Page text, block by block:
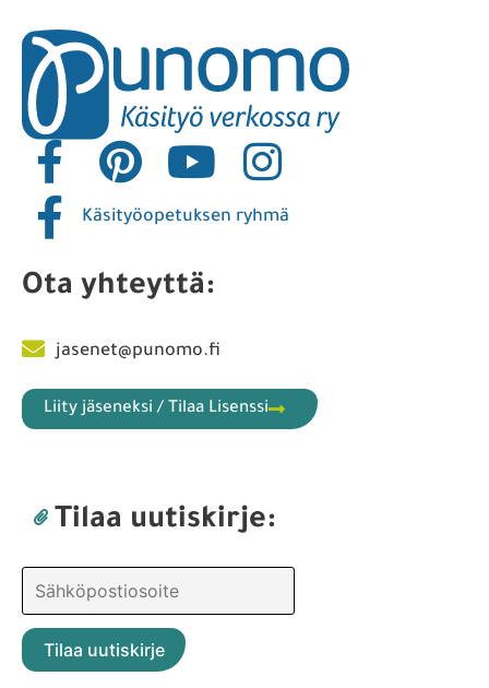
Käsityöopetuksen ryhmä
Ota yhteyttä:
jasenet@punomo.fi
Liity jäseneksi / Tilaa Lisenssi
Tilaa uutiskirje: